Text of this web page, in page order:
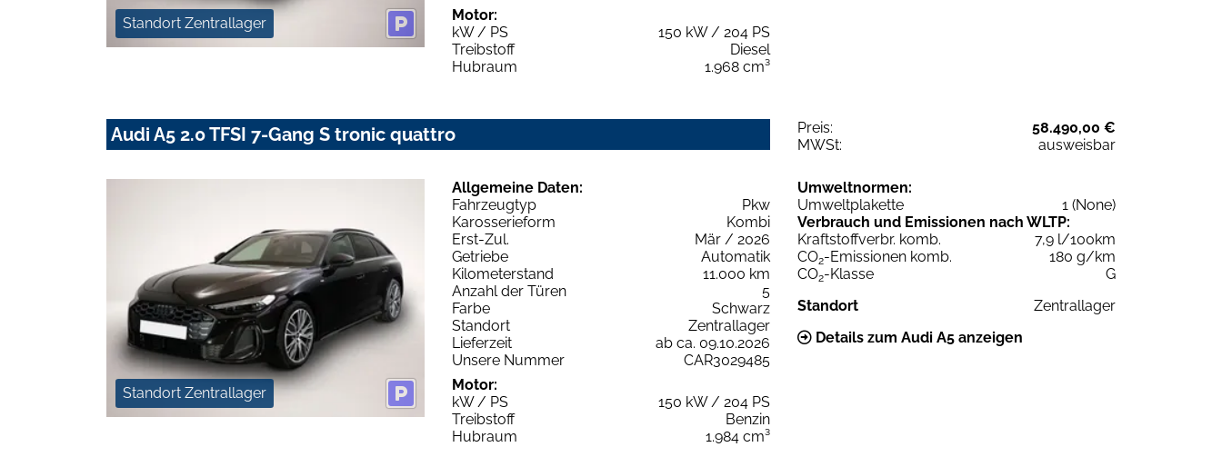
Standort Zentrallager
Motor:
kW / PS
150 kW / 204 PS
Treibstoff
Diesel
Hubraum
1.968 cm³
Audi A5 2.0 TFSI 7-Gang S tronic quattro Preis:
58.490,00 €
MWSt:
ausweisbar
Standort Zentrallager
Allgemeine Daten:
Fahrzeugtyp
Pkw
Karosserieform
Kombi
Erst-Zul.
Mär / 2026
Getriebe
Automatik
Kilometerstand
11.000 km
Anzahl der Türen
5
Farbe
Schwarz
Standort
Zentrallager
Lieferzeit
ab ca. 09.10.2026
Unsere Nummer
CAR3029485
Motor:
kW / PS
150 kW / 204 PS
Treibstoff
Benzin
Hubraum
1.984 cm³
Umweltnormen:
Umweltplakette
1 (None)
Verbrauch und Emissionen nach WLTP:
Kraftstoffverbr. komb.
7,9 l/100km
CO2-Emissionen komb.
180 g/km
CO2-Klasse
G
Standort
Zentrallager
Details zum Audi A5 anzeigen